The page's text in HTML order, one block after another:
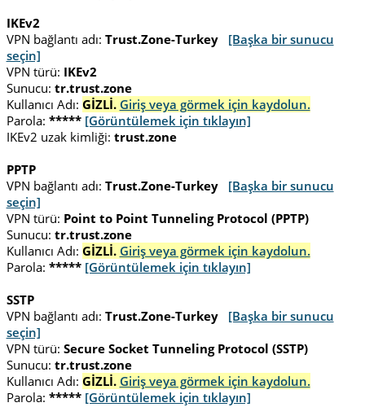
IKEv2
VPN bağlantı adı: Trust.Zone-Turkey
[Başka bir sunucu
seçin]
VPN türü: IKEv2
Sunucu: tr.trust.zone
Kullanıcı Adı: GİZLİ. Giriş veya görmek için kaydolun.
Parola: ***** [Görüntülemek için tıklayın]
IKEv2 uzak kimliği: trust.zone
PPTP
VPN bağlantı adı: Trust.Zone-Turkey
[Başka bir sunucu
seçin]
VPN türü: Point to Point Tunneling Protocol (PPTP)
Sunucu: tr.trust.zone
Kullanıcı Adı: GİZLİ. Giriş veya görmek için kaydolun.
Parola: ***** [Görüntülemek için tıklayın]
SSTP
VPN bağlantı adı: Trust.Zone-Turkey
[Başka bir sunucu
seçin]
VPN türü: Secure Socket Tunneling Protocol (SSTP)
Sunucu: tr.trust.zone
Kullanıcı Adı: GİZLİ. Giriş veya görmek için kaydolun.
Parola: ***** [Görüntülemek için tıklayın]